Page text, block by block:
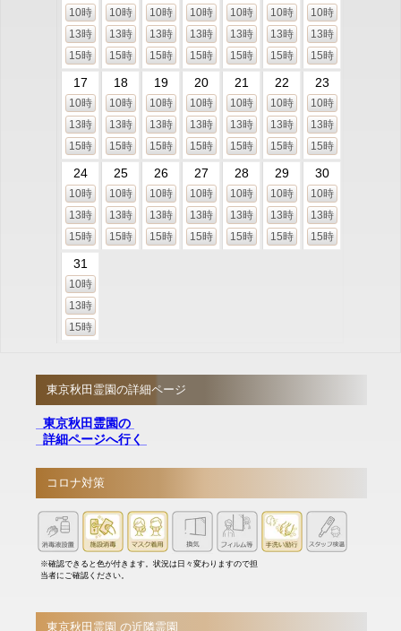
10時
13時
15時
10時
13時
15時
10時
13時
15時
10時
13時
15時
10時
13時
15時
10時
13時
15時
10時
13時
15時
17
10時
13時
15時
18
10時
13時
15時
19
10時
13時
15時
20
10時
13時
15時
21
10時
13時
15時
22
10時
13時
15時
23
10時
13時
15時
24
10時
13時
15時
25
10時
13時
15時
26
10時
13時
15時
27
10時
13時
15時
28
10時
13時
15時
29
10時
13時
15時
30
10時
13時
15時
31
10時
13時
15時
東京秋田霊園の詳細ページ
東京秋田霊園の
詳細ページへ行く
コロナ対策
※確認できると色が付きます。状況は日々変わりますので担
当者にご確認ください。
東京秋田霊園 の近隣霊園